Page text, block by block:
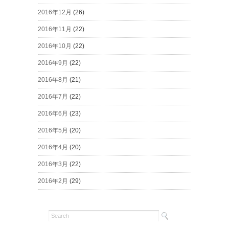
2016年12月 (26)
2016年11月 (22)
2016年10月 (22)
2016年9月 (22)
2016年8月 (21)
2016年7月 (22)
2016年6月 (23)
2016年5月 (20)
2016年4月 (20)
2016年3月 (22)
2016年2月 (29)